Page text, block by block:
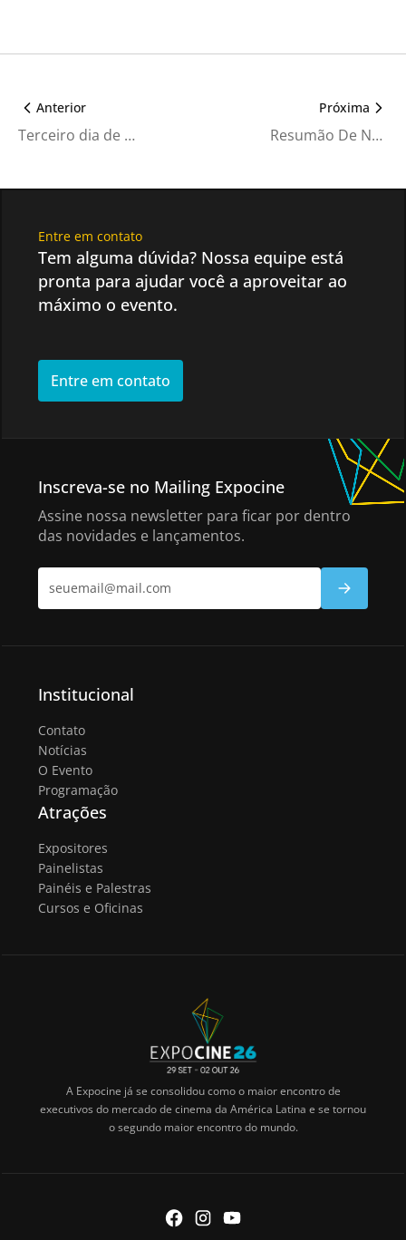
Anterior
Terceiro dia de EXPOCINE 24 explora novas formas de fazer audiovisual
Próxima
Resumão De Notícias | Janeiro De 2024
Entre em contato
Tem alguma dúvida? Nossa equipe está
pronta para ajudar você a aproveitar ao
máximo o evento.
Entre em contato
Inscreva-se no Mailing Expocine
Assine nossa newsletter para ficar por dentro
das novidades e lançamentos.
Institucional
Contato
Notícias
O Evento
Programação
Atrações
Expositores
Painelistas
Painéis e Palestras
Cursos e Oficinas
A Expocine já se consolidou como o maior encontro de
executivos do mercado de cinema da América Latina e se tornou
o segundo maior encontro do mundo.